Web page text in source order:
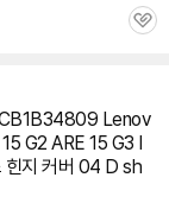
관
Lenov
G2 ARE 15 G3 I
힌지 커버 04 D sh